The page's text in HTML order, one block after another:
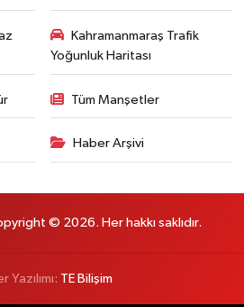
Kahramanmaraş Trafik
Yoğunluk Haritası
Tüm Manşetler
Haber Arşivi
© 2026. Her hakkı saklıdır.
Yazılımı: TE Bilişim